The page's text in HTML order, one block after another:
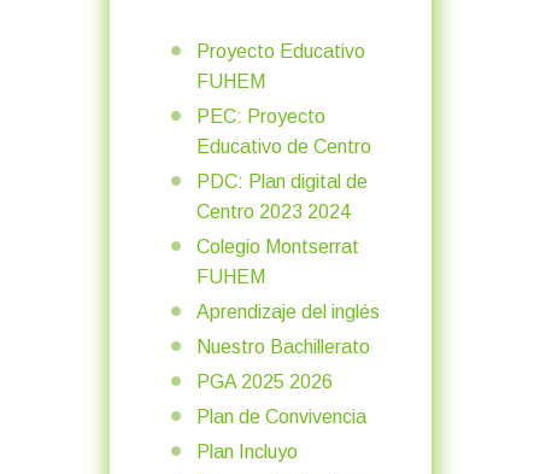
Proyecto Educativo
FUHEM
PEC: Proyecto
Educativo de Centro
PDC: Plan digital de
Centro 2023 2024
Colegio Montserrat
FUHEM
Aprendizaje del inglés
Nuestro Bachillerato
PGA 2025 2026
Plan de Convivencia
Plan Incluyo